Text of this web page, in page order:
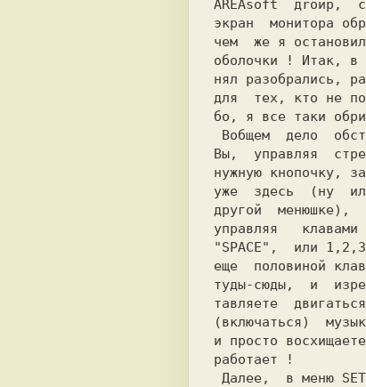
AREAsoft  дroир,
экран  монитора
чем  же я
оболочки ! Итак, в
нял разобрались,
для  тех, кто не
бо, я все таки
Вы,  управляя
нужную кнопочку,
уже  здесь  (ну
другой  менюшке),
управляя   клавами
еще  половиной
туды-сюды,  и
тaвляете
(включаться)
и просто
Далее,  в меню